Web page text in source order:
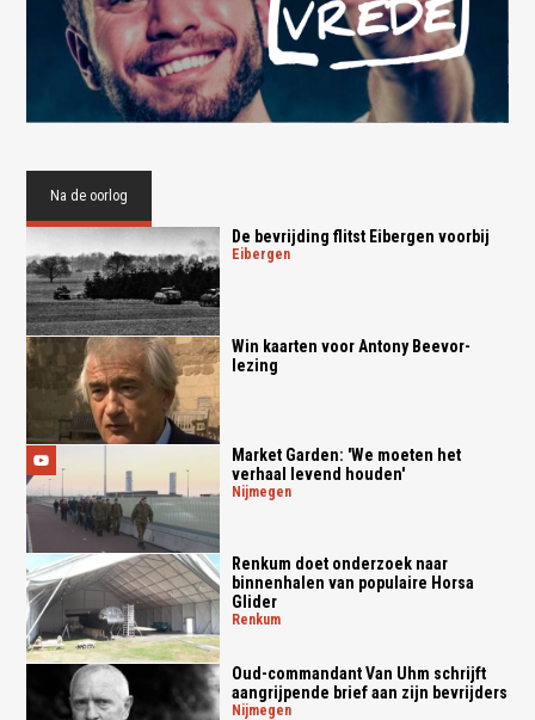
Na de oorlog
De bevrijding flitst Eibergen voorbij
eibergen
Win kaarten voor Antony Beevor-
lezing
Market Garden: 'We moeten het
verhaal levend houden'
nijmegen
Renkum doet onderzoek naar
binnenhalen van populaire Horsa
Glider
renkum
Oud-commandant Van Uhm schrijft
aangrijpende brief aan zijn bevrijders
nijmegen